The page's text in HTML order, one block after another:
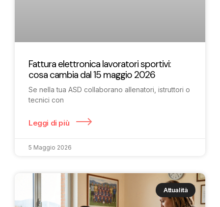
Fattura elettronica lavoratori sportivi:
cosa cambia dal 15 maggio 2026
Se nella tua ASD collaborano allenatori, istruttori o
tecnici con
Leggi di più
5 Maggio 2026
Attualità